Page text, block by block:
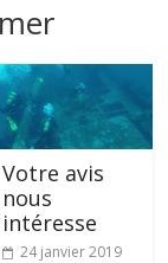
Votre avis
nous
intéresse
24 janvier 2019